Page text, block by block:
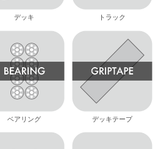
デッキ トラック
ベアリング デッキテープ